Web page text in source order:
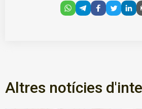
Altres notícies